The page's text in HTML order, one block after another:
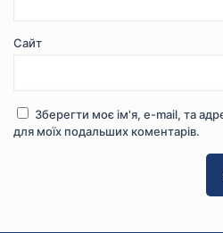
Сайт
Зберегти моє ім'я, e-mail, та
для моїх подальших коментарів.